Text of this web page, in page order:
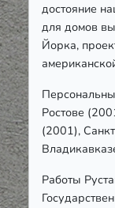
достояние
для домов
Йорка,
Ростове
(2001),
Работы